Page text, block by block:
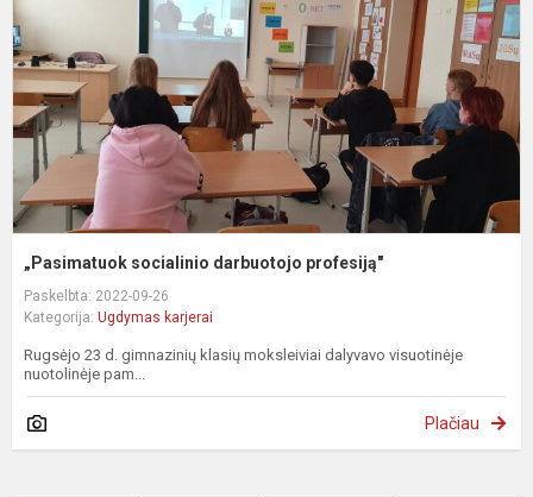
„Pasimatuok socialinio darbuotojo profesiją"
Paskelbta: 2022-09-26
Kategorija: Ugdymas karjerai
Rugsėjo 23 d. gimnazinių klasių moksleiviai dalyvavo visuotinėje
nuotolinėje pam...
Plačiau